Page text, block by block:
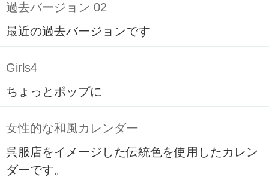
過去バージョン 02
最近の過去バージョンです
Girls4
ちょっとポップに
女性的な和風カレンダー
呉服店をイメージした伝統色を使用したカレン
ダーです。